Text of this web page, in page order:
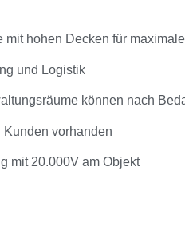
mit hohen Decken für
und Logistik
können nach
Kunden vorhanden
mit 20.000V am Objekt